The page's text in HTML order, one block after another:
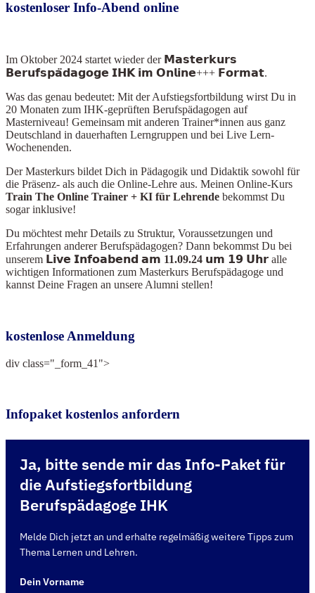
kostenloser Info-Abend online
Im Oktober 2024 startet wieder der 𝗠𝗮𝘀𝘁𝗲𝗿𝗸𝘂𝗿𝘀
𝗕𝗲𝗿𝘂𝗳𝘀𝗽𝗮̈𝗱𝗮𝗴𝗼𝗴𝗲 𝗜𝗛𝗞 𝗶𝗺 𝗢𝗻𝗹𝗶𝗻𝗲+++ 𝗙𝗼𝗿𝗺𝗮𝘁.
Was das genau bedeutet: Mit der Aufstiegsfortbildung wirst Du in
20 Monaten zum IHK-geprüften Berufspädagogen auf
Masterniveau! Gemeinsam mit anderen Trainer*innen aus ganz
Deutschland in dauerhaften Lerngruppen und bei Live Lern-
Wochenenden.
Der Masterkurs bildet Dich in Pädagogik und Didaktik sowohl für
die Präsenz- als auch die Online-Lehre aus. Meinen Online-Kurs
Train The Online Trainer + KI für Lehrende bekommst Du
sogar inklusive!
Du möchtest mehr Details zu Struktur, Voraussetzungen und
Erfahrungen anderer Berufspädagogen? Dann bekommst Du bei
unserem 𝗟𝗶𝘃𝗲 𝗜𝗻𝗳𝗼𝗮𝗯𝗲𝗻𝗱 𝗮𝗺 11.09.24 𝘂𝗺 𝟭𝟵 𝗨𝗵𝗿 alle
wichtigen Informationen zum Masterkurs Berufspädagoge und
kannst Deine Fragen an unsere Alumni stellen!
kostenlose Anmeldung
div class="_form_41">
Infopaket kostenlos anfordern
Ja, bitte sende mir das Info-Paket für
die Aufstiegsfortbildung
Berufspädagoge IHK
Melde Dich jetzt an und erhalte regelmäßig weitere Tipps zum
Thema Lernen und Lehren.
Dein Vorname